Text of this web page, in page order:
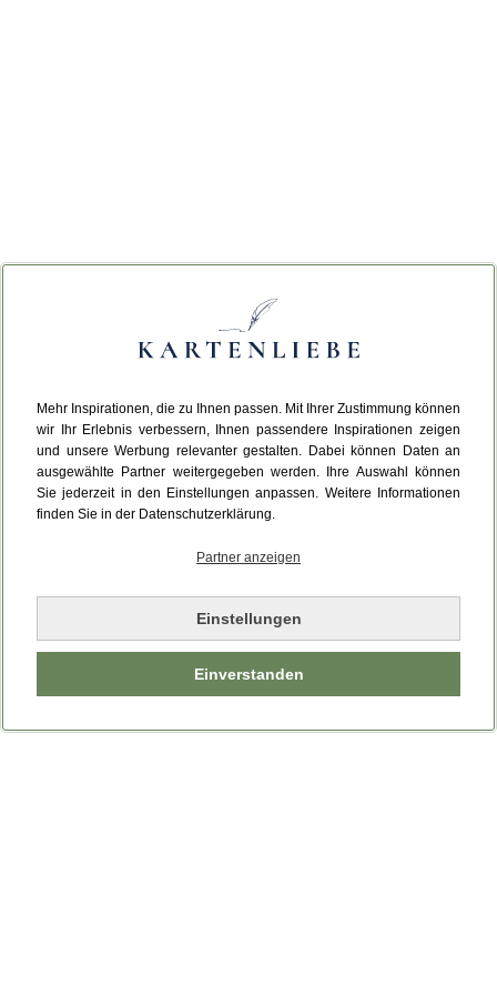
Mehr Inspirationen, die zu Ihnen passen. Mit Ihrer Zustimmung können
wir Ihr Erlebnis verbessern, Ihnen passendere Inspirationen zeigen
und unsere Werbung relevanter gestalten. Dabei können Daten an
ausgewählte Partner weitergegeben werden. Ihre Auswahl können
Sie jederzeit in den Einstellungen anpassen. Weitere Informationen
finden Sie in der Datenschutzerklärung.
Partner anzeigen
Einstellungen
Einverstanden